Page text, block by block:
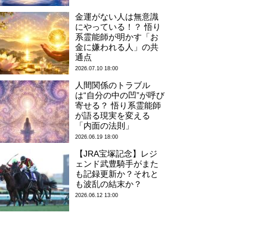
金運がない人は無意識
にやっている！？ 悟り
系霊能師が明かす「お
金に嫌われる人」の共
通点
2026.07.10 18:00
人間関係のトラブル
は“自分の中の凹”が呼び
寄せる？ 悟り系霊能師
が語る現実を変える
「内面の法則」
2026.06.19 18:00
【JRA宝塚記念】レジ
ェンド武豊騎手がまた
も記録更新か？それと
も波乱の結末か？
2026.06.12 13:00